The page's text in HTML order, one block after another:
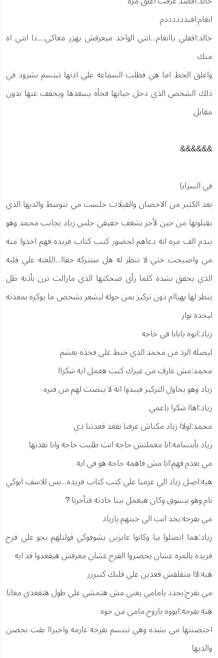
انغام:افنددددددم
خالد:اقفلي ياانغام...انتي الواحد ميعرفش يهزر معاكي....دا انتي اه
منك
واغلق الخط اما هي فظلت السماعه علي اذنها تبتسم بشرود في
ذلك الشخص الذي دخل حياتها فجأه يسعدها ويخفف عنها بدون
مقابل
&&&&&&
في السرايا
بعد الكثير من الاحضان والقبلات جلست مي تتوسط والديها الذي
يقبلونها من حين لأخر بشغف حقيقي جلس زياد بجانب محمد وهو
يندم الف مره انه دعاهم لحضور كتب كتاب فريده فهم اخذوا منه
مي واصبحت حتي لا تنظر له هل ستتركه حقاا...اللعنه علي قلبه
الذي يخفق بشده كلما رأي ضحكتها الذي مازالت ترن بأذنه ظل
ينظر لها بهياام دون تركيز بمن حوله ليشعر بشخص ما يوكزه بمعدته
ليجده نوار
زياد:ايوه يابابا في حاجه
ليصله الرد من محمد الذي خبط علي فخذه بعشم
محمد:مش عارف من غيرك كنت هعمل ايه شكراا
زياد وهو يحاول التركيز فيبدوا انه لا ينصت لهم من فتره
زياد:اهاا شكرا ياعمي
محمد:لولاا زياد مكناش عرفنا نقعد قعدتنا دي
زياد بأبتسامه:انا معملتش حاجه انت طلبت حاجه وانا نفذتها
مي بعدم فهم:انا مش فاهمه حاجه هو في ايه
هبه:اصل زياد الي عزمنا علي كتب كتاب فريده...بس للاسف ابوكي
نام وهو بيسوق وكان هيعمل بينا حادثه فتأخرنا ?
مي بفرحه:بجد انت الي جبتهم يازياد
زياد:هما اتصلوا بيا وكانوا عايزين يشوفوكي قولتلهم يجو علي فرح
فريده بالمره عشان يحضروا الفرح عشان معرفش هيقعدوا قد ايه
هبه:لاا متقلقش قعدين علي قلبك كتيررر
مي بفرح:بجدد يامامي يعني مش هتمشي علي طول هتقعدي معانا
هبه بفرحه:ايووه ياروح مامي من جوه
احتضنتها مي بشده وهي تبتسم بفرحه عارمه واخيراا بقت بحضن
والديها